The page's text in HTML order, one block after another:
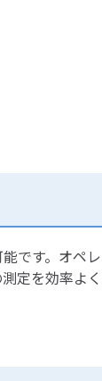
です。オペレ
定を効率よ